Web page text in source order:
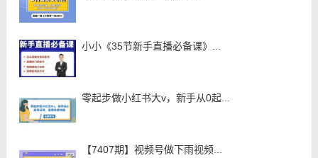
小小《35节新手直播必备课》...
零起步做小红书大v，新手从0起...
【7407期】视频号做下雨视频...